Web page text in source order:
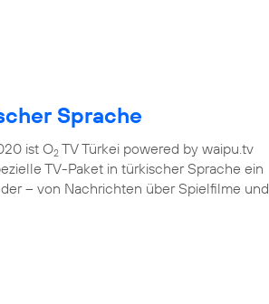
Sprache
ist O2 TV Türkei powered by waipu.tv
TV-Paket in türkischer Sprache ein
– von Nachrichten über Spielfilme und